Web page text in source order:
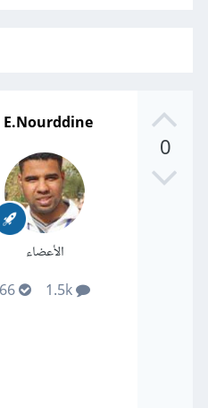
0
E.Nourddine
الأعضاء